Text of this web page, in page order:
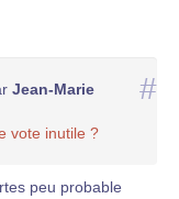
#
Jean-Marie
vote inutile ?
peu probable